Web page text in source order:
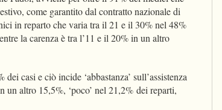
come garantito dal contratto nazionale di
in reparto che varia tra il 21 e il 30% nel 48%
la carenza è tra l’11 e il 20% in un altro
casi e ciò incide ‘abbastanza’ sull’assistenza
altro 15,5%, ‘poco’ nel 21,2% dei reparti,